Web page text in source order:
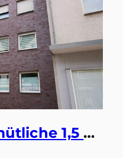
Gepflegte & gemütliche 1,5 Raum-Dachgeschosswohnung mit Balkon in Gelsenkirchen-Buer zu vermieten